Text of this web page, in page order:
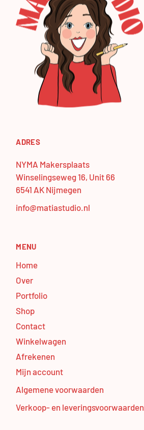
ADRES
NYMA Makersplaats
Winselingseweg 16, Unit 66
6541 AK Nijmegen
info@matiastudio.nl
MENU
Home
Over
Portfolio
Shop
Contact
Winkelwagen
Afrekenen
Mijn account
Algemene voorwaarden
Verkoop- en leveringsvoorwaarden